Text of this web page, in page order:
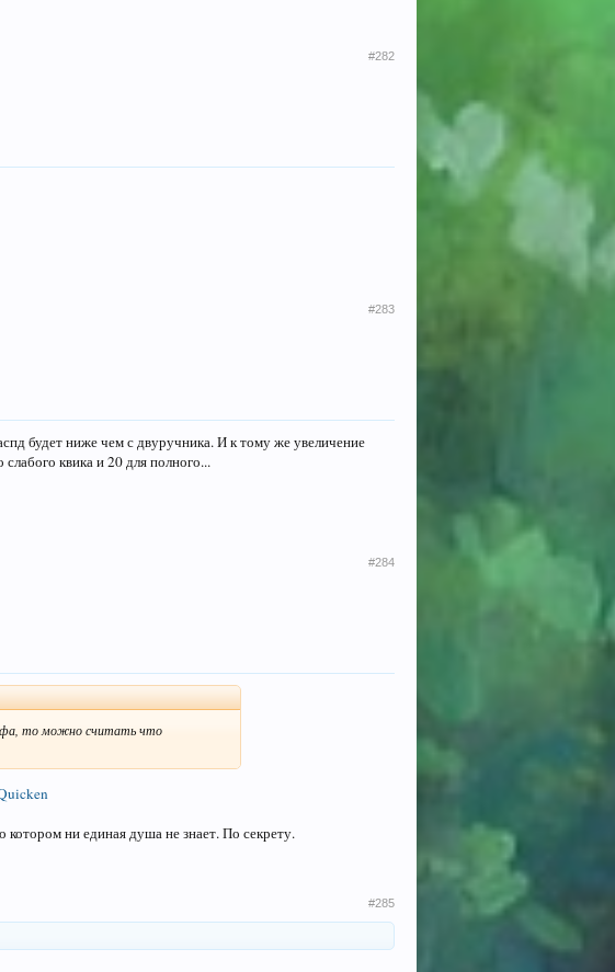
#282
#283
будет ниже чем с двуручника. И к тому же увеличение
квика и 20 для полного...
#284
то можно считать что
ни единая душа не знает. По секрету.
#285